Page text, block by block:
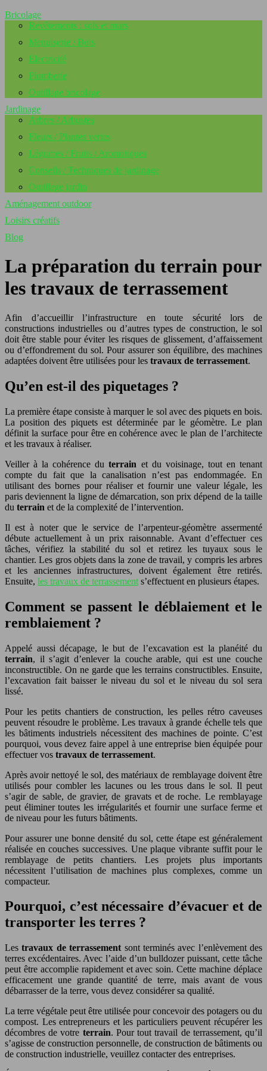
Bricolage
Revêtements : sols et murs
Menuiserie / Bois
Electricité
Plomberie
Outillage bricolage
Jardinage
Arbres / Arbustes
Fleurs / Plantes vertes
Légumes / Fruits / Aromatiques
Conseils / Techniques de jardinage
Outillage jardin
Aménagement outdoor
Loisirs créatifs
Blog
La préparation du terrain pour
les travaux de terrassement
Afin d’accueillir l’infrastructure en toute sécurité lors de
constructions industrielles ou d’autres types de construction, le sol
doit être stable pour éviter les risques de glissement, d’affaissement
ou d’effondrement du sol. Pour assurer son équilibre, des machines
adaptées doivent être utilisées pour les travaux de terrassement.
Qu’en est-il des piquetages ?
La première étape consiste à marquer le sol avec des piquets en bois.
La position des piquets est déterminée par le géomètre. Le plan
définit la surface pour être en cohérence avec le plan de l’architecte
et les travaux à réaliser.
Veiller à la cohérence duterrain et du voisinage, tout en tenant
compte du fait que la canalisation n’est pas endommagée. En
utilisant des bornes pour réaliser et fournir une valeur légale, les
paris deviennent la ligne de démarcation, son prix dépend de la taille
du terrain et de la complexité de l’intervention.
Il est à noter que le service de l’arpenteur-géomètre assermenté
débute actuellement à un prix raisonnable. Avant d’effectuer ces
tâches, vérifiez la stabilité du sol et retirez les tuyaux sous le
chantier. Les gros objets dans la zone de travail, y compris les arbres
et les anciennes infrastructures, doivent également être retirés.
Ensuite, les travaux de terrassement s’effectuent en plusieurs étapes.
Comment se passent le déblaiement et le
remblaiement ?
Appelé aussi décapage, le but de l’excavation est la planéité du
terrain, il s’agit d’enlever la couche arable, qui est une couche
inconstructible. On ne garde que les terrains constructibles. Ensuite,
l’excavation fait baisser le niveau du sol et le niveau du sol sera
lissé.
Pour les petits chantiers de construction, les pelles rétro caveuses
peuvent résoudre le problème. Les travaux à grande échelle tels que
les bâtiments industriels nécessitent des machines de pointe. C’est
pourquoi, vous devez faire appel à une entreprise bien équipée pour
effectuer vos travaux de terrassement.
Après avoir nettoyé le sol, des matériaux de remblayage doivent être
utilisés pour combler les lacunes ou les trous dans le sol. Il peut
s’agir de sable, de gravier, de gravats et de roche. Le remblayage
peut éliminer toutes les irrégularités et fournir une surface ferme et
de niveau pour les futurs bâtiments.
Pour assurer une bonne densité du sol, cette étape est généralement
réalisée en couches successives. Une plaque vibrante suffit pour le
remblayage de petits chantiers. Les projets plus importants
nécessitent l’utilisation de machines plus complexes, comme un
compacteur.
Pourquoi, c’est nécessaire d’évacuer et de
transporter les terres ?
Lestravaux de terrassement sont terminés avec l’enlèvement des
terres excédentaires. Avec l’aide d’un bulldozer puissant, cette tâche
peut être accomplie rapidement et avec soin. Cette machine déplace
efficacement une grande quantité de terre, mais avant de vous
débarrasser de la terre, vous devez considérer sa qualité.
La terre végétale peut être utilisée pour concevoir des potagers ou du
compost. Les entrepreneurs et les particuliers peuvent récupérer les
décombres de votre terrain. Pour tout travail de terrassement, qu’il
s’agisse de construction personnelle, de construction de bâtiments ou
de construction industrielle, veuillez contacter des entreprises.